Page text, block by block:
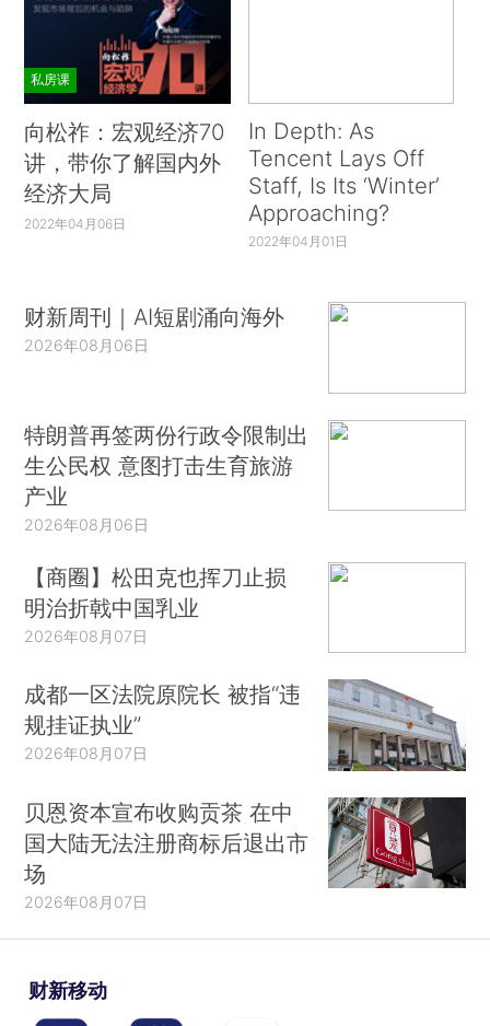
私房课
向松祚：宏观经济70
讲，带你了解国内外
经济大局
2022年04月06日
In Depth: As
Tencent Lays Off
Staff, Is Its ‘Winter’
Approaching?
2022年04月01日
财新周刊｜AI短剧涌向海外
2026年08月06日
特朗普再签两份行政令限制出
生公民权 意图打击生育旅游
产业
2026年08月06日
【商圈】松田克也挥刀止损
明治折戟中国乳业
2026年08月07日
成都一区法院原院长 被指“违
规挂证执业”
2026年08月07日
贝恩资本宣布收购贡茶 在中
国大陆无法注册商标后退出市
场
2026年08月07日
财新移动